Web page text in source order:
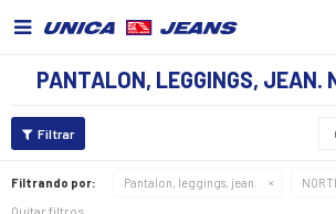

PANTALON, LEGGINGS, JEAN.
Filtrando por: Pantalon, leggings, jean.
Quitar filtros